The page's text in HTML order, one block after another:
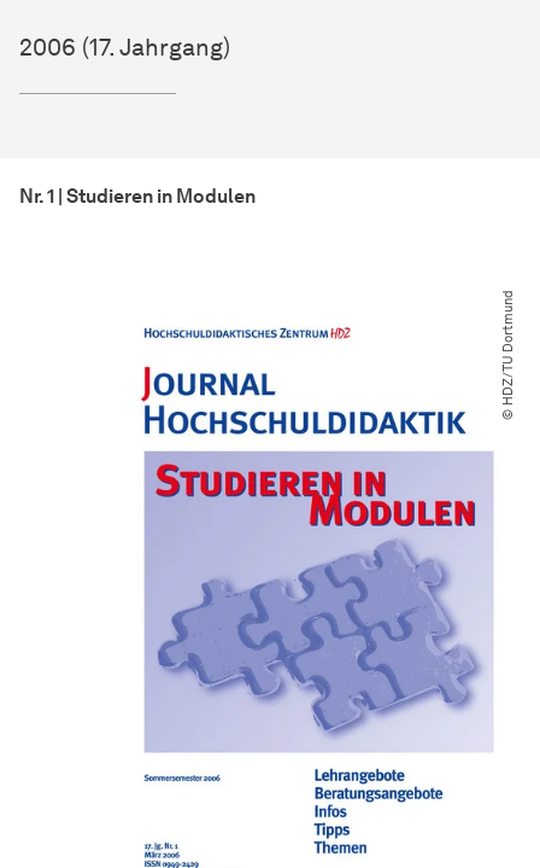
2006 (17. Jahrgang)
Nr. 1 | Studieren in Modulen
© HDZ​/​TU Dortmund